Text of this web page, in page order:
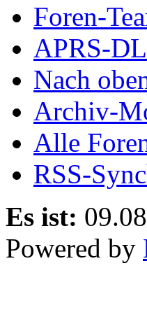
Foren-
APRS-
Nach
Archiv-
Alle
RSS-
Es ist:
Powered by